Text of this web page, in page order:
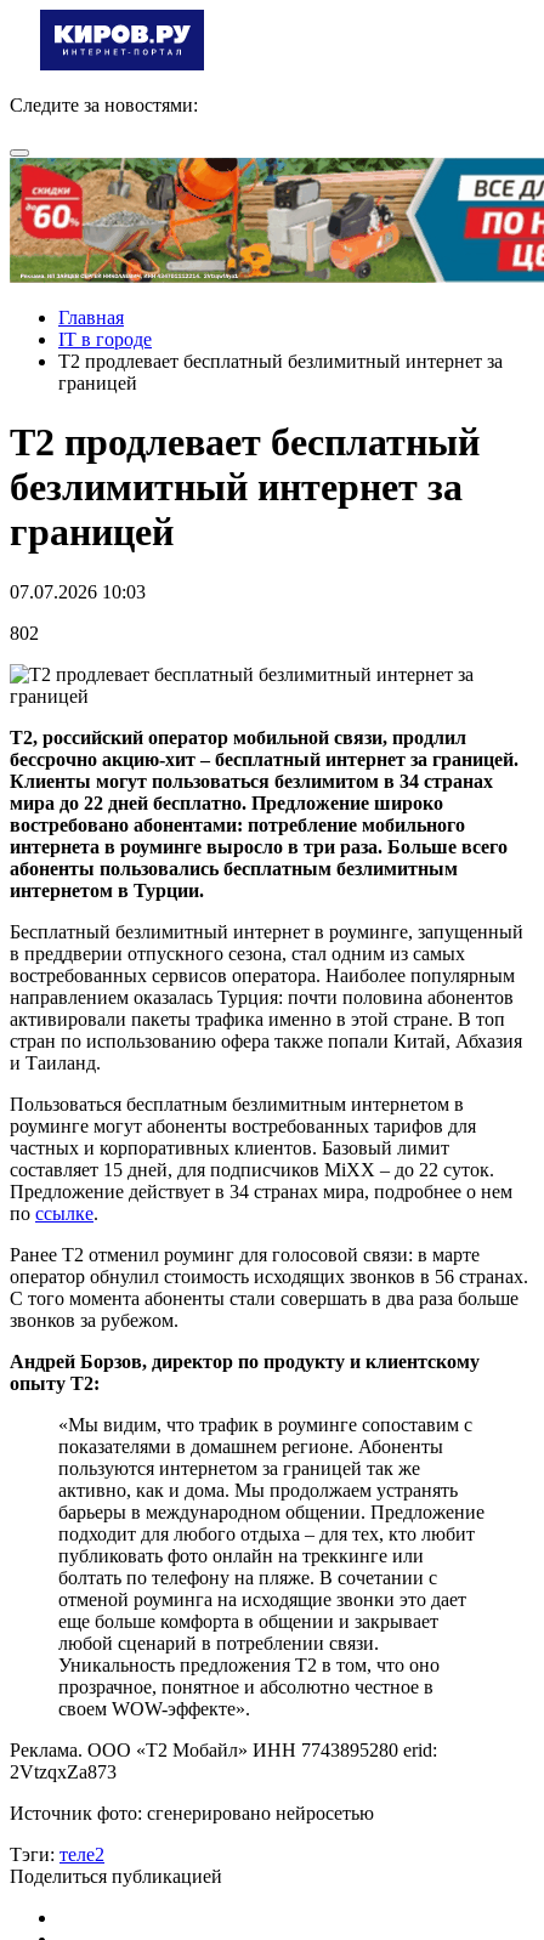
Следите за новостями:
Главная
IT в городе
Т2 продлевает бесплатный безлимитный интернет за
границей
Т2 продлевает бесплатный
безлимитный интернет за
границей
07.07.2026 10:03
802
T2, российский оператор мобильной связи, продлил
бессрочно акцию-хит – бесплатный интернет за границей.
Клиенты могут пользоваться безлимитом в 34 странах
мира до 22 дней бесплатно. Предложение широко
востребовано абонентами: потребление мобильного
интернета в роуминге выросло в три раза. Больше всего
абоненты пользовались бесплатным безлимитным
интернетом в Турции.
Бесплатный безлимитный интернет в роуминге, запущенный
в преддверии отпускного сезона, стал одним из самых
востребованных сервисов оператора. Наиболее популярным
направлением оказалась Турция: почти половина абонентов
активировали пакеты трафика именно в этой стране. В топ
стран по использованию офера также попали Китай, Абхазия
и Таиланд.
Пользоваться бесплатным безлимитным интернетом в
роуминге могут абоненты востребованных тарифов для
частных и корпоративных клиентов. Базовый лимит
составляет 15 дней, для подписчиков MiXX – до 22 суток.
Предложение действует в 34 странах мира, подробнее о нем
по ссылке.
Ранее Т2 отменил роуминг для голосовой связи: в марте
оператор обнулил стоимость исходящих звонков в 56 странах.
С того момента абоненты стали совершать в два раза больше
звонков за рубежом.
Андрей Борзов, директор по продукту и клиентскому
опыту T2:
«Мы видим, что трафик в роуминге сопоставим с
показателями в домашнем регионе. Абоненты
пользуются интернетом за границей так же
активно, как и дома. Мы продолжаем устранять
барьеры в международном общении. Предложение
подходит для любого отдыха – для тех, кто любит
публиковать фото онлайн на треккинге или
болтать по телефону на пляже. В сочетании с
отменой роуминга на исходящие звонки это дает
еще больше комфорта в общении и закрывает
любой сценарий в потреблении связи.
Уникальность предложения Т2 в том, что оно
прозрачное, понятное и абсолютно честное в
своем WOW-эффекте».
Реклама. ООО «Т2 Мобайл» ИНН 7743895280 erid:
2VtzqxZa873
Источник фото: сгенерировано нейросетью
Тэги: теле2
Поделиться публикацией